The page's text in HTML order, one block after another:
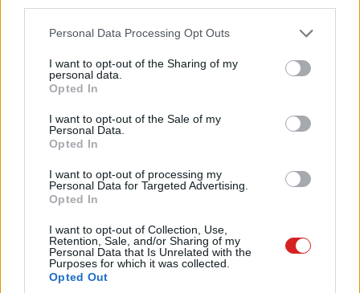
Please note that this website/app uses one or more Google
not limited to your visit or usage behaviour. You may click to
grant or deny consent to Google and its third-party tags to
use your data for below specified purposes in below Google
consent section.
Personal Data Processing Opt Outs
I want to opt-out of the Sharing of my
personal data.
Opted In
I want to opt-out of the Sale of my
Personal Data.
Opted In
I want to opt-out of processing my
Personal Data for Targeted Advertising.
Opted In
I want to opt-out of Collection, Use,
Retention, Sale, and/or Sharing of my
Personal Data that Is Unrelated with the
Purposes for which it was collected.
Opted Out
például Szingapúrban, míg az unión belül és
Magyarországon vezetékes telefonszámok hívását
megnevezett országokba magán, vagy üzleti ügyben,
akkor jelentős megtakarítást érhetünk el, ráadásul a
Skype felületén számos más kényelmi funkciókat is
igényelhetünk. Beállíthatjuk saját mobilszámunkat
azonosítóként, így a partnernek azt fogja kijelezni a
készüléke, valamint kérhetünk egyedi Skype-
telefonszámot, és hangpostát is. Meglévő
6 - Megosztható előnyök